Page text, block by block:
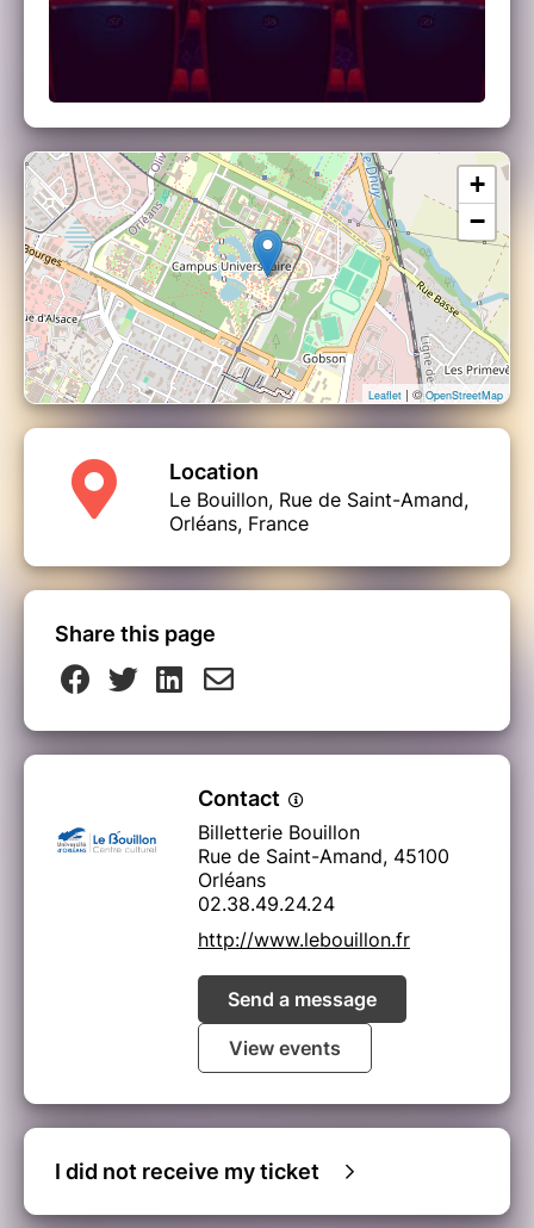
+
−
Leaflet | ©OpenStreetMap
Location
Le Bouillon, Rue de Saint-Amand,
Orléans, France
Share this page
Contact
Billetterie Bouillon
Rue de Saint-Amand, 45100
Orléans
02.38.49.24.24
http://www.lebouillon.fr
Send a message
View events
I did not receive my ticket